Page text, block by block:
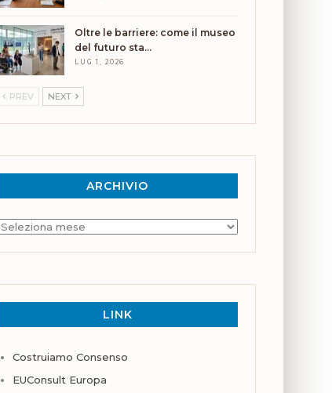
Oltre le barriere: come il museo
del futuro sta…
LUG 1, 2026
PREV NEXT
ARCHIVIO
Archivio
LINK
Costruiamo Consenso
EUConsult Europa